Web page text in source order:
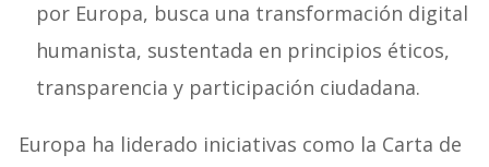
por Europa, busca una transformación digital
humanista, sustentada en principios éticos,
transparencia y participación ciudadana.
Europa ha liderado iniciativas como la Carta de